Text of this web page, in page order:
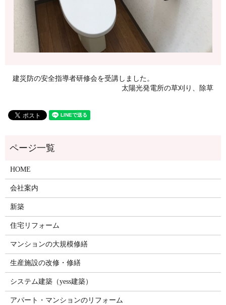
建災防の安全指導者研修会を受講しました。
太陽光発電所の草刈り、除草
HOME
会社案内
新築
住宅リフォーム
マンションの大規模修繕
生産施設の改修・修繕
システム建築（yess建築）
アパート・マンションのリフォーム